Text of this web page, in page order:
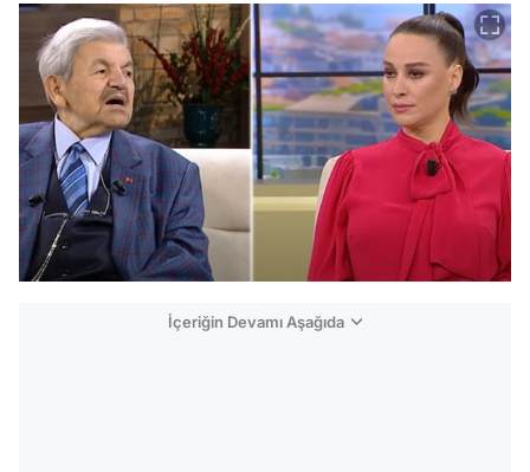
İçeriğin Devamı Aşağıda